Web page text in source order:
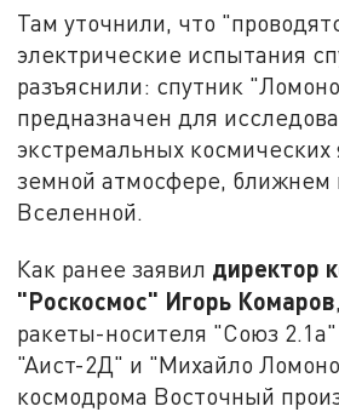
Там уточнили, что
электрические испытания
разъяснили: спутник
предназначен для
экстремальных космических
земной атмосфере, ближнем
Вселенной.
Как ранее заявил директор
"Роскосмос" Игорь Комаров
ракеты-носителя "Союз
"Аист-2Д" и "Михайло
космодрома Восточный